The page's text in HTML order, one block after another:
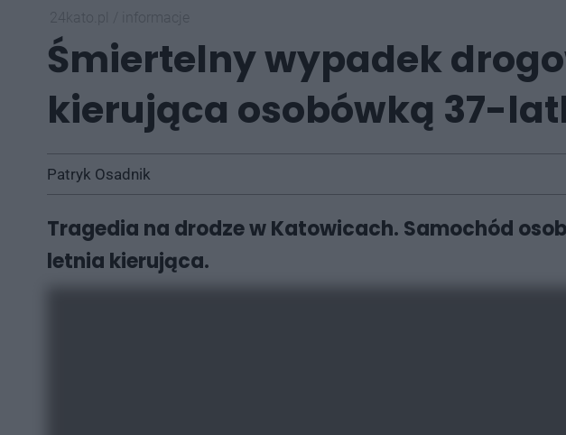
Śmiertelny wypadek
kierująca osobówką 37-
Patryk Osadnik
Tragedia na drodze w Katowicach. Samochód
letnia kierująca.